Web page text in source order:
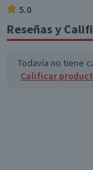
5.0
Reseñas y
Todavía no tiene
Calificar